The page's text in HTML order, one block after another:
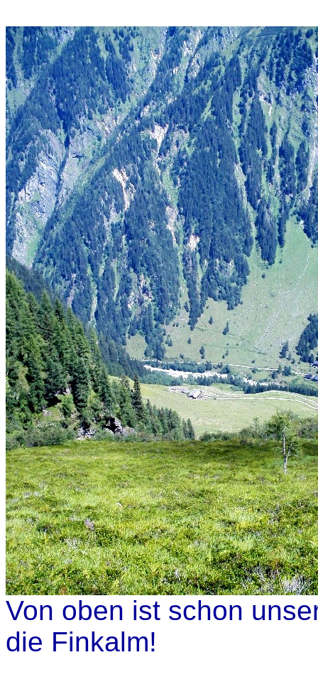
Von oben ist schon
die Finkalm!